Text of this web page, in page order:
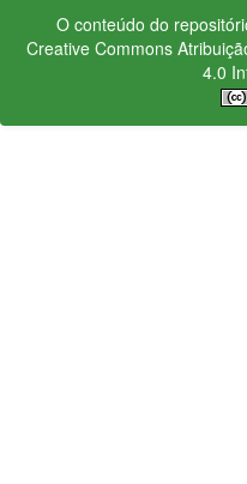
O conteúdo do
Creative Commons
4.0